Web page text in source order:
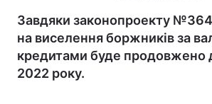
Завдяки законопроекту
на виселення боржників за
кредитами буде продовжено
2022 року.